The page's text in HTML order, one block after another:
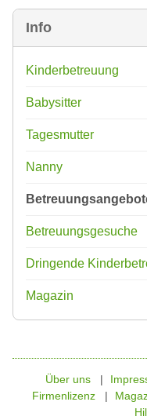
Info
Kinderbetreuung
Babysitter
Tagesmutter
Nanny
Betreuungsgesuche
Dringende
Magazin
Über uns
Firmenlizenz